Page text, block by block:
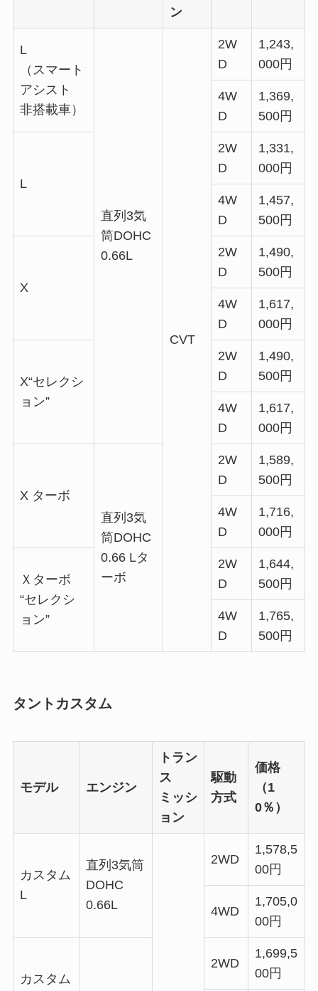
ン
L
（スマート
アシスト
非搭載車）
直列3気
筒DOHC
0.66L
CVT
2W
D
1,243,
000円
4W
D
1,369,
500円
L
2W
D
1,331,
000円
4W
D
1,457,
500円
X
2W
D
1,490,
500円
4W
D
1,617,
000円
X“セレクシ
ョン”
2W
D
1,490,
500円
4W
D
1,617,
000円
X ターボ
直列3気
筒DOHC
0.66 Lタ
ーボ
2W
D
1,589,
500円
4W
D
1,716,
000円
Ｘターボ
“セレクシ
ョン”
2W
D
1,644,
500円
4W
D
1,765,
500円
タントカスタム
モデル エンジン
トラン
ス
ミッシ
ョン
駆動
方式
価格
（1
0％）
カスタム
L
直列3気筒
DOHC
0.66L
2WD
1,578,5
00円
4WD
1,705,0
00円
カスタム
2WD
1,699,5
00円